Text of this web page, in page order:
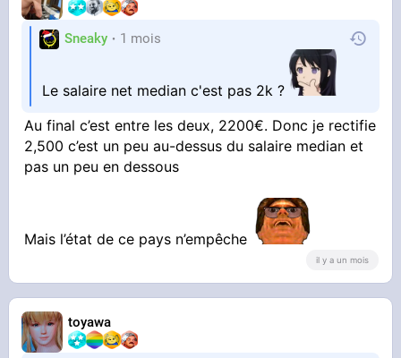
Sneaky 1 mois
Le salaire net median c'est pas 2k ?
Au final c’est entre les deux, 2200€. Donc je rectifie
2,500 c’est un peu au-dessus du salaire median et
pas un peu en dessous
Mais l’état de ce pays n’empêche
il y a un mois
toyawa